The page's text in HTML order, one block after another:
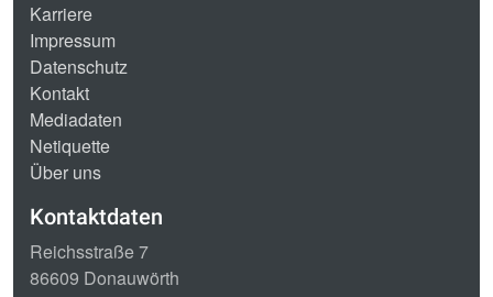
Karriere
Impressum
Datenschutz
Kontakt
Mediadaten
Netiquette
Über uns
Kontaktdaten
Reichsstraße 7
86609 Donauwörth